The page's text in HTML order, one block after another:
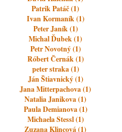
Patrik Patáč (1)
Ivan Kormaník (1)
Peter Janík (1)
Michal Ďubek (1)
Petr Novotný (1)
Róbert Černák (1)
peter straka (1)
Ján Štiavnický (1)
Jana Mitterpachova (1)
Natalia Janikova (1)
Paula Demianova (1)
Michaela Stessl (1)
Zuzana Klincová (1)